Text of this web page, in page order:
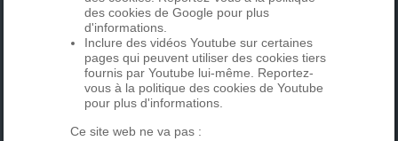
des cookies de Google pour plus
d'informations.
Inclure des vidéos Youtube sur certaines
pages qui peuvent utiliser des cookies tiers
fournis par Youtube lui-même. Reportez-
vous à la politique des cookies de Youtube
pour plus d'informations.
Ce site web ne va pas :